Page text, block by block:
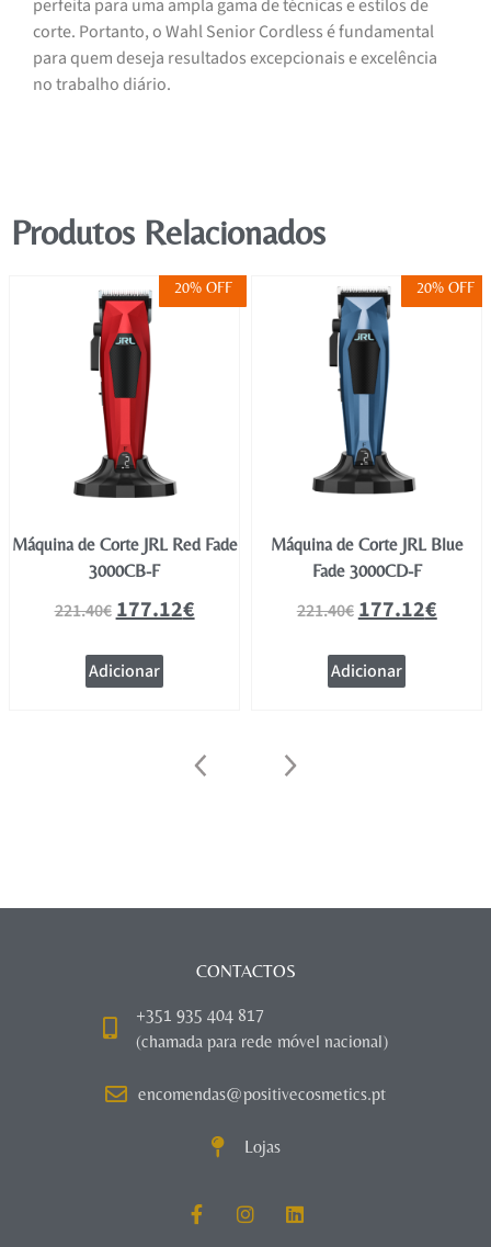
perfeita para uma ampla gama de técnicas e estilos de
corte. Portanto, o Wahl Senior Cordless é fundamental
para quem deseja resultados excepcionais e excelência
no trabalho diário.
Produtos Relacionados
20% OFF
Máquina de Corte JRL Red Fade
3000CB-F
221.40€177.12€
Adicionar
20% OFF
Máquina de Corte JRL Blue
Fade 3000CD-F
221.40€177.12€
Adicionar
CONTACTOS
+351 935 404 817
(chamada para rede móvel nacional)
encomendas@positivecosmetics.pt
Lojas